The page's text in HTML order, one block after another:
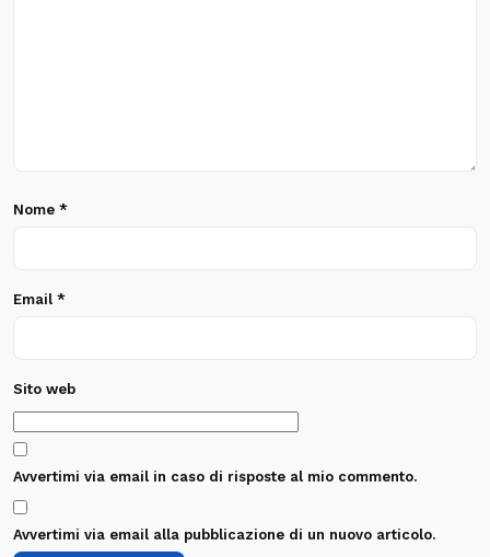
Nome *
Email *
Sito web
Avvertimi via email in caso di risposte al mio commento.
Avvertimi via email alla pubblicazione di un nuovo articolo.